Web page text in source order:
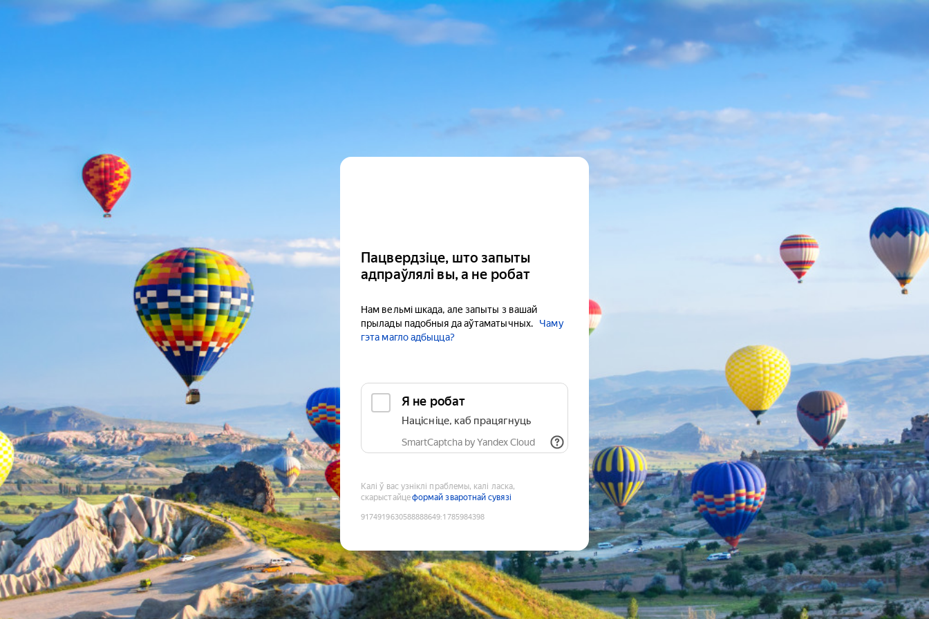
Пацвердзіце, што запыты
адпраўлялі вы, а не робат
Нам вельмі шкада, але запыты з вашай
прылады падобныя да аўтаматычных.
Чаму
гэта магло адбыцца?
Я не робат
Націсніце, каб працягнуць
SmartCaptcha by Yandex Cloud
Калі ў вас узніклі праблемы, калі ласка,
скарыстайцеформай зваротнай сувязі
9174919630588888649:1785984398